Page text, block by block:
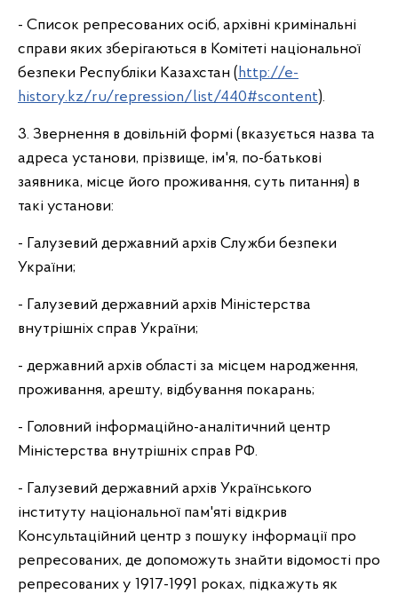
- Список репресованих осіб, архівні кримінальні
справи яких зберігаються в Комітеті національної
безпеки Республіки Казахстан (http://e-
history.kz/ru/repression/list/440#scontent).
3. Звернення в довільній формі (вказується назва та
адреса установи, прізвище, ім'я, по-батькові
заявника, місце його проживання, суть питання) в
такі установи:
- Галузевий державний архів Служби безпеки
України;
- Галузевий державний архів Міністерства
внутрішніх справ України;
- державний архів області за місцем народження,
проживання, арешту, відбування покарань;
- Головний інформаційно-аналітичний центр
Міністерства внутрішніх справ РФ.
- Галузевий державний архів Українського
інституту національної пам'яті відкрив
Консультаційний центр з пошуку інформації про
репресованих, де допоможуть знайти відомості про
репресованих у 1917-1991 роках, підкажуть як